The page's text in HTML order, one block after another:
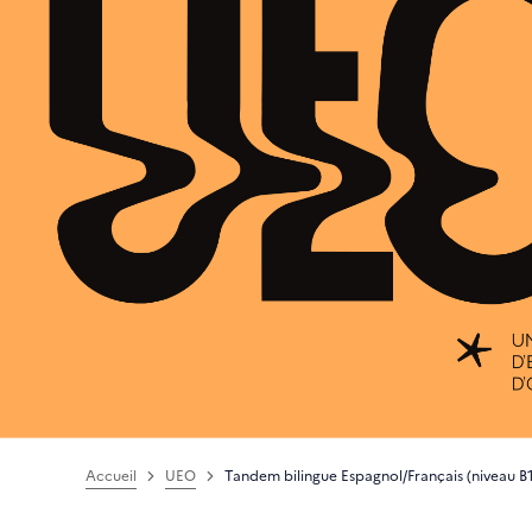
Accueil UEO Tandem bilingue Espagnol/Français (niveau